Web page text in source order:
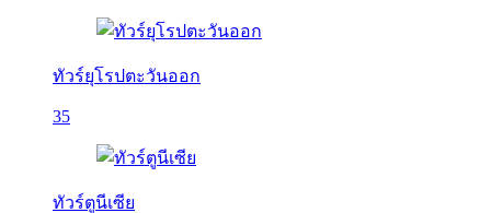
ทัวร์ยุโรปตะวันออก
35
ทัวร์ตูนีเซีย